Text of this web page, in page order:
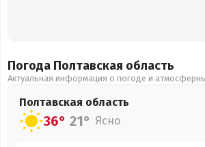
Погода Полтавская область
Актуальная информация о погоде и
Полтавская область
36° 21° Ясно